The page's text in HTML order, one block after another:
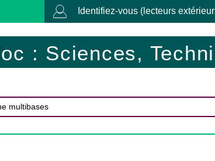
Identifiez-vous (lecteurs
: Sciences,